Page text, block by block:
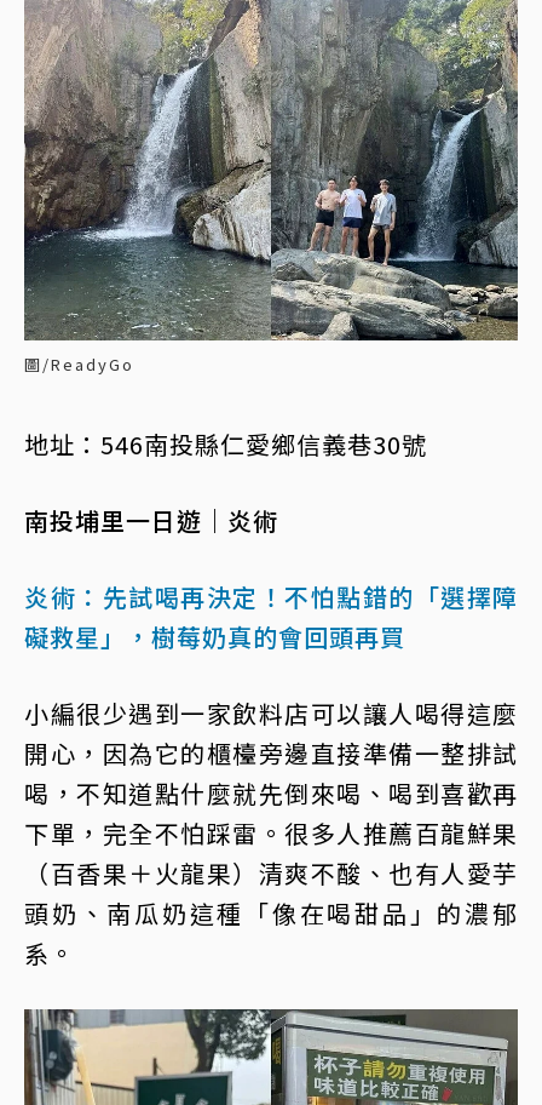
圖/ReadyGo
地址：546南投縣仁愛鄉信義巷30號
南投埔里一日遊｜炎術
炎術：先試喝再決定！不怕點錯的「選擇障
礙救星」，樹莓奶真的會回頭再買
小編很少遇到一家飲料店可以讓人喝得這麼
開心，因為它的櫃檯旁邊直接準備一整排試
喝，不知道點什麼就先倒來喝、喝到喜歡再
下單，完全不怕踩雷。很多人推薦百龍鮮果
（百香果＋火龍果）清爽不酸、也有人愛芋
頭奶、南瓜奶這種「像在喝甜品」的濃郁
系。